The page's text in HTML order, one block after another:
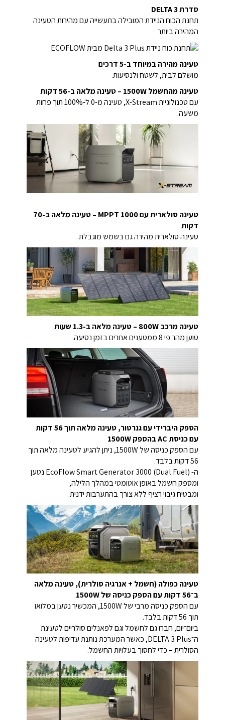
סדרת DELTA 3
תחנת הכוח הניידת המובילה בתעשייה עם מהירות הטעינה
המהירה ביותר
טעינה מהירה במיוחד ב-5 דרכים
מושלם לבית, לשטח ולנסיעות.
טעינה מהחשמל 1500W – טעינה מלאה ב-56 דקות
עם טכנולוגיית X-Stream, טעינה מ-0 ל-100% תוך פחות
משעה.
טעינה סולארית עם MPPT 1000 – טעינה מלאה ב-70
דקות
טעינה סולארית מהירה גם בשמש מוגבלת.
טעינה מרכב 800W – טעינה מלאה ב-1.3 שעות
טוען מהר פי 8 ממטענים אחרים בזמן נסיעה.
הספק היברידי עם גנרטור, טעינה מלאה תוך 56 דקות
עם כניסת AC בהספק 1500W
עם הספק כניסה של 1500W, ניתן להגיע לטעינה מלאה תוך
56 דקות בלבד.
ה- EcoFlow Smart Generator 3000 (Dual Fuel) נטען
ומספק חשמל באופן אוטומטי במהלך הלילה,
ומבטיח גיבוי רציף ללא צורך בהתערבות ידנית.
טעינה כפולה (חשמל + אנרגיה סולרית), טעינה מלאה
ב־56 דקות עם הספק כניסה של 1500W
עם הספק כניסה מרבי של 1500W, המכשיר נטען במלואו
תוך 56 דקות בלבד.
ביום־יום, חברו גם לחשמל וגם לפאנלים סולריים לטעינת
ה־DELTA 3 Plus, כאשר המערכת נותנת עדיפות לטעינה
הסולרית – כדי לחסוך בעלויות החשמל.